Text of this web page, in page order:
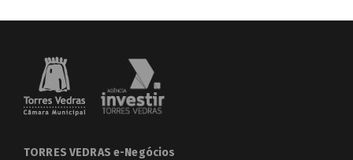
TORRES VEDRAS e-Negócios